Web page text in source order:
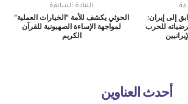
المادة السابقة
الحوثي يكشف للأمة “الخيارات العملية”
لمواجهة الإساءة الصهيونية للقرآن
الكريم
إلى إيران:
للحرب
أحدث العناوين